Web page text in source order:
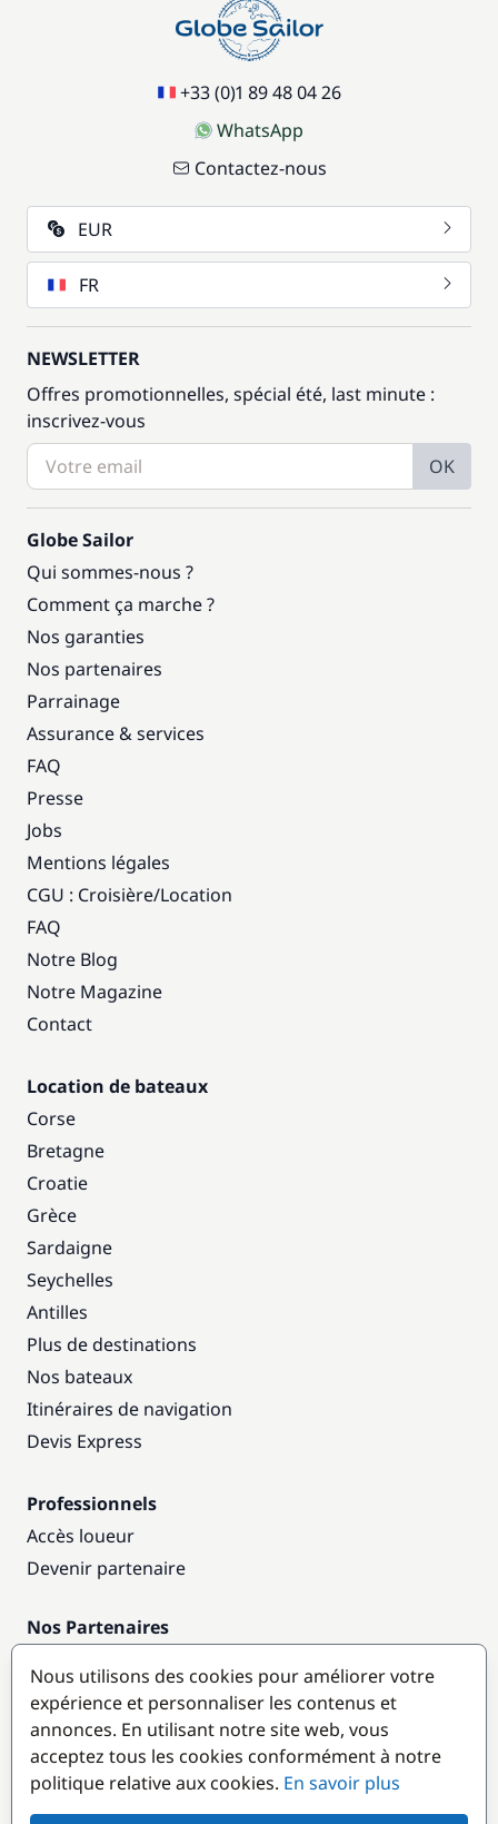
+33 (0)1 89 48 04 26
WhatsApp
Contactez-nous
EUR
FR
NEWSLETTER
Offres promotionnelles, spécial été, last minute :
inscrivez-vous
OK
Globe Sailor
Qui sommes-nous ?
Comment ça marche ?
Nos garanties
Nos partenaires
Parrainage
Assurance & services
FAQ
Presse
Jobs
Mentions légales
CGU : Croisière/Location
FAQ
Notre Blog
Notre Magazine
Contact
Location de bateaux
Corse
Bretagne
Croatie
Grèce
Sardaigne
Seychelles
Antilles
Plus de destinations
Nos bateaux
Itinéraires de navigation
Devis Express
Professionnels
Accès loueur
Devenir partenaire
Nos Partenaires
Destinations populaires
Nous utilisons des cookies pour améliorer votre
expérience et personnaliser les contenus et
annonces. En utilisant notre site web, vous
acceptez tous les cookies conformément à notre
politique relative aux cookies. En savoir plus